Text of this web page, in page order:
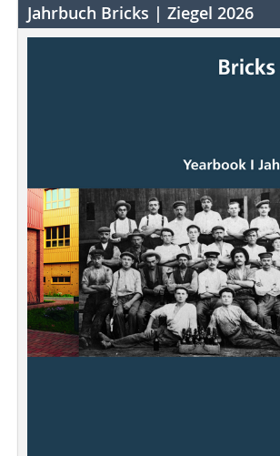
Jahrbuch Bricks | Ziegel 2026